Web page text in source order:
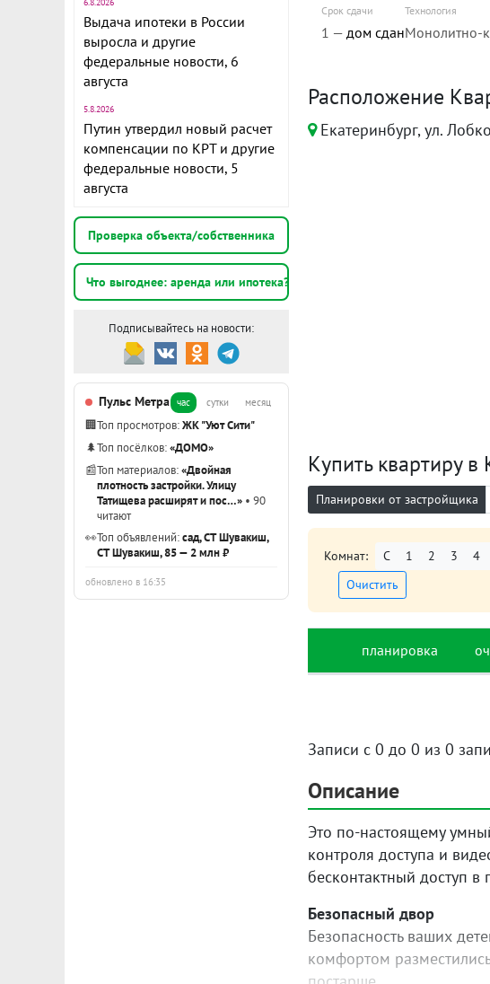
Выдача ипотеки в России
выросла и другие
федеральные новости, 6
августа
5.8.2026
Путин утвердил новый расчет
компенсации по КРТ и другие
федеральные новости, 5
августа
Проверка объекта/собственника
Что выгоднее: аренда или ипотека?
Подписывайтесь на новости:
Пульс Метра час сутки месяц
🏢Топ просмотров:ЖК "Уют Сити"
🌲Топ посёлков:«ДОМО»
📰Топ материалов:«Двойная
плотность застройки. Улицу
Татищева расширят и пос…» • 90
читают
👀Топ объявлений:сад, СТ Шувакиш,
СТ Шувакиш, 85 — 2 млн ₽
обновлено в 16:35
Срок сдачи
1 — дом сдан
Технология
Монолитно-
Расположение
Екатеринбург, ул.
Купить квартиру
Планировки от застройщика
Комнат: С 1 2 3 4
Очистить
планировка
Записи с 0 до 0 из 0
Описание
Это по-настоящему
контроля доступа и
бесконтактный доступ
Безопасный двор
Безопасность ваших
комфортом